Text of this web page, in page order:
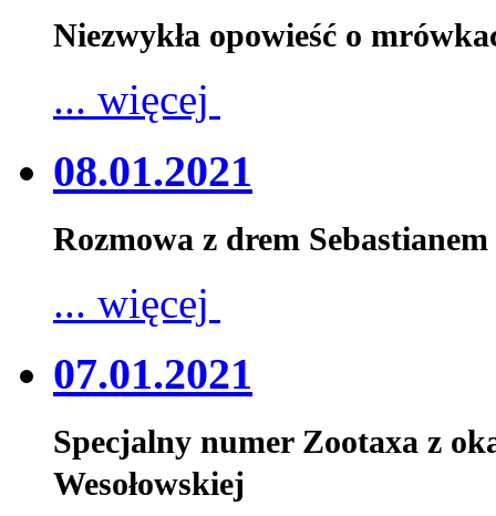
Niezwykła opowieść o
... więcej
08.01.2021
Rozmowa z drem
... więcej
07.01.2021
Specjalny numer Zootaxa z
Wesołowskiej